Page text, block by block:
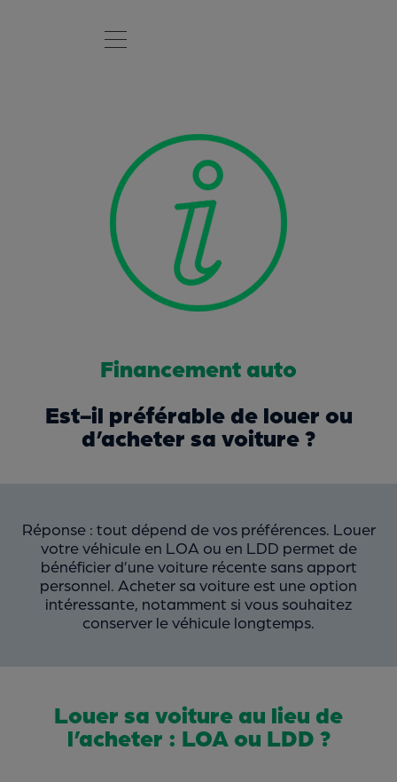
Financement auto
Est-il préférable de louer ou
d’acheter sa voiture ?
Réponse : tout dépend de vos préférences. Louer
votre véhicule en LOA ou en LDD permet de
bénéficier d’une voiture récente sans apport
personnel. Acheter sa voiture est une option
intéressante, notamment si vous souhaitez
conserver le véhicule longtemps.
Louer sa voiture au lieu de
l’acheter : LOA ou LDD ?